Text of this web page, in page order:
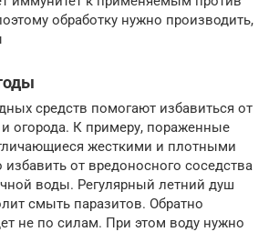
обработку нужно производить,
средств помогают избавиться от
и огорода. К примеру, пораженные
жесткими и плотными
от вредоносного соседства
воды. Регулярный летний душ
смыть паразитов. Обратно
не по силам. При этом воду нужно